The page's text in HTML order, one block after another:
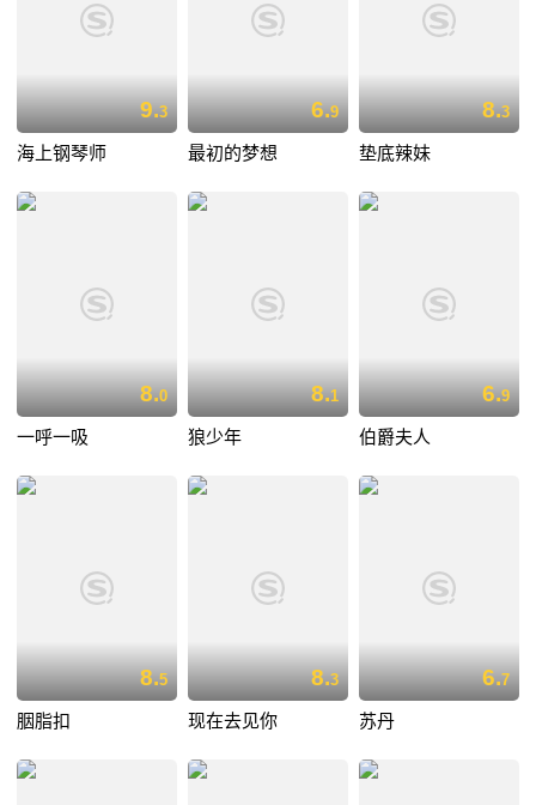
9.3
海上钢琴师
6.9
最初的梦想
8.3
垫底辣妹
8.0
一呼一吸
8.1
狼少年
6.9
伯爵夫人
8.5
胭脂扣
8.3
现在去见你
6.7
苏丹